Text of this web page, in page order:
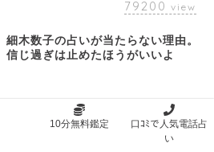
79200 view
細木数子の占いが当たらない理由。
信じ過ぎは止めたほうがいいよ
50157view
10分無料鑑定
口ｺﾐで人気電話占
い